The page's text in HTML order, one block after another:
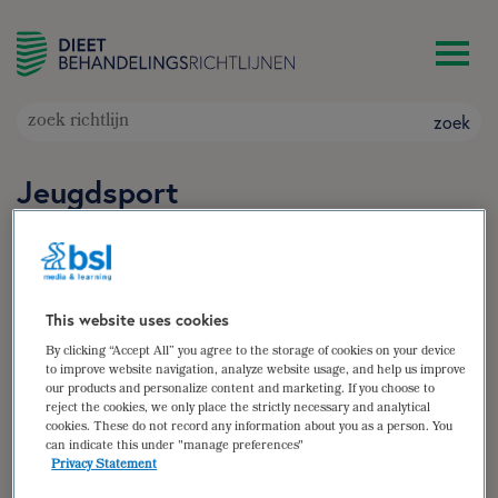
zoek
Jeugdsport
jaar tot 18 jaar
Auteur(s):Shiannah Danen MSc
Maaike Enthoven-Albrink BSc
zoek
samenvatting
introductie
This website uses cookies
By clicking “Accept All” you agree to the storage of cookies on your device
to improve website navigation, analyze website usage, and help us improve
our products and personalize content and marketing. If you choose to
reject the cookies, we only place the strictly necessary and analytical
cookies. These do not record any information about you as a person. You
can indicate this under "manage preferences"
Privacy Statement